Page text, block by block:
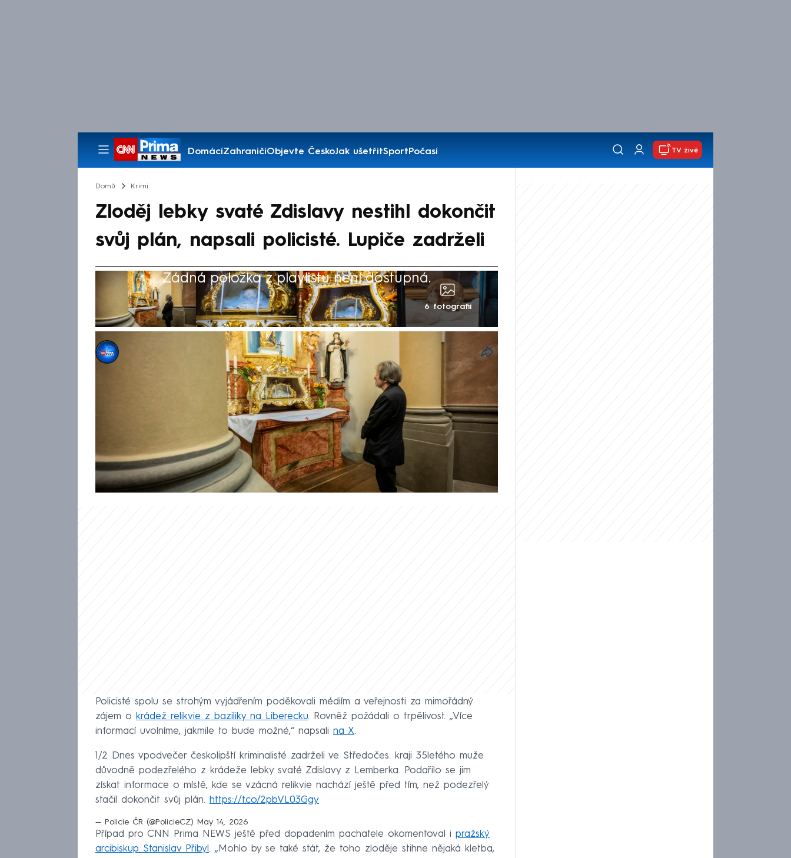
DomácíZahraničíObjevte ČeskoJak ušetřitSportPočasí
Pořady
TV živě
Domů Krimi
Zloděj lebky svaté Zdislavy nestihl dokončit
svůj plán, napsali policisté. Lupiče zadrželi
Žádná položka z playlistu není dostupná.
6 fotografií
CNN Prima NEWS
14. kvě 2026, 20:27
Českolipští kriminalisté ve čtvrtek v podvečer zadrželi ve Středočeském
kraji 35letého muže důvodně podezřelého z krádeže lebky svaté
Zdislavy z Lemberka. „Podařilo se jim získat informace o místě, kde se
vzácná relikvie nachází ještě předtím, než podezřelý stačil dokončit
svůj plán,“ uvedli policisté na síti X. Kde se lebka nachází, ví policie s
vysokou mírou pravděpodobnosti, doplnila pro ČTK mluvčí na dotaz,
zda má policie relikvii ve svém držení.
Policisté spolu se strohým vyjádřením poděkovali médiím a veřejnosti za mimořádný
zájem o krádež relikvie z baziliky na Liberecku. Rovněž požádali o trpělivost. „Více
informací uvolníme, jakmile to bude možné,“ napsali na X.
1/2 Dnes vpodvečer českolipští kriminalisté zadrželi ve Středočes. kraji 35letého muže
důvodně podezřelého z krádeže lebky svaté Zdislavy z Lemberka. Podařilo se jim
získat informace o místě, kde se vzácná relikvie nachází ještě před tím, než podezřelý
stačil dokončit svůj plán. https://t.co/2pbVL03Ggy
— Policie ČR (@PolicieCZ) May 14, 2026
Případ pro CNN Prima NEWS ještě před dopadením pachatele okomentoval i pražský
arcibiskup Stanislav Přibyl. „Mohlo by se také stát, že toho zloděje stihne nějaká kletba,